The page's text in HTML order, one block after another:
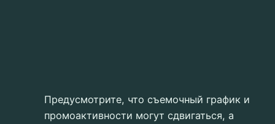
Предусмотрите, что съемочный график и
промоактивности могут сдвигаться, а